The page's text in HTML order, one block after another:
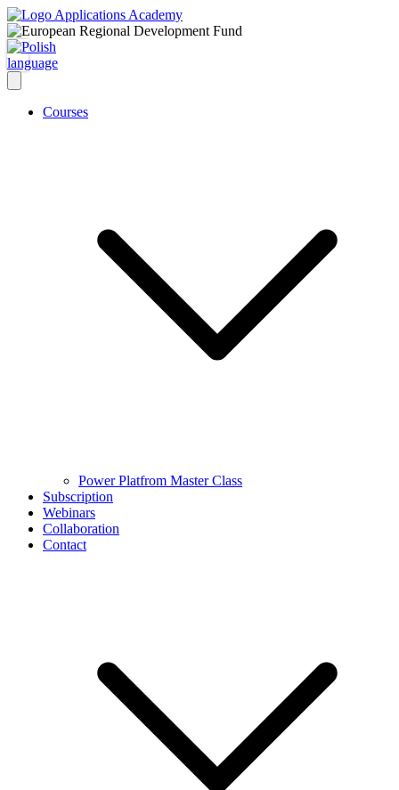
Courses
Power Platfrom Master Class
Subscription
Webinars
Collaboration
Contact